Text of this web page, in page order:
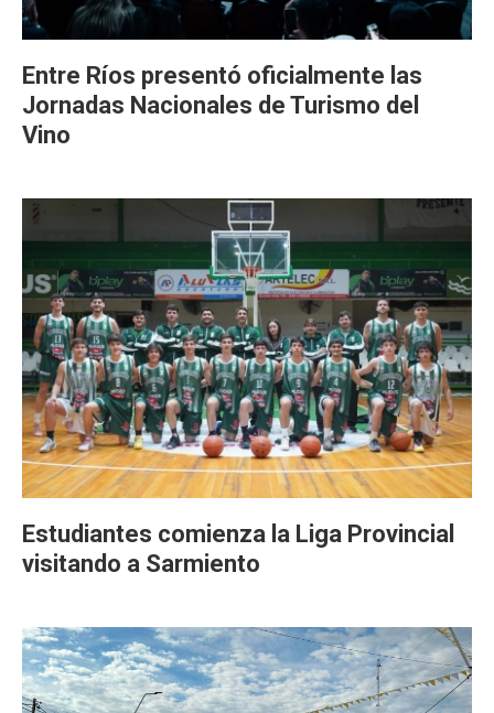
Entre Ríos presentó oficialmente las
Jornadas Nacionales de Turismo del
Vino
Estudiantes comienza la Liga Provincial
visitando a Sarmiento